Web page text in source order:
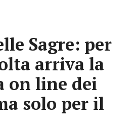
Sagre: per
arriva la
on line dei
solo per il